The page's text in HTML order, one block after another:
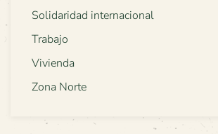
Solidaridad internacional
Trabajo
Vivienda
Zona Norte